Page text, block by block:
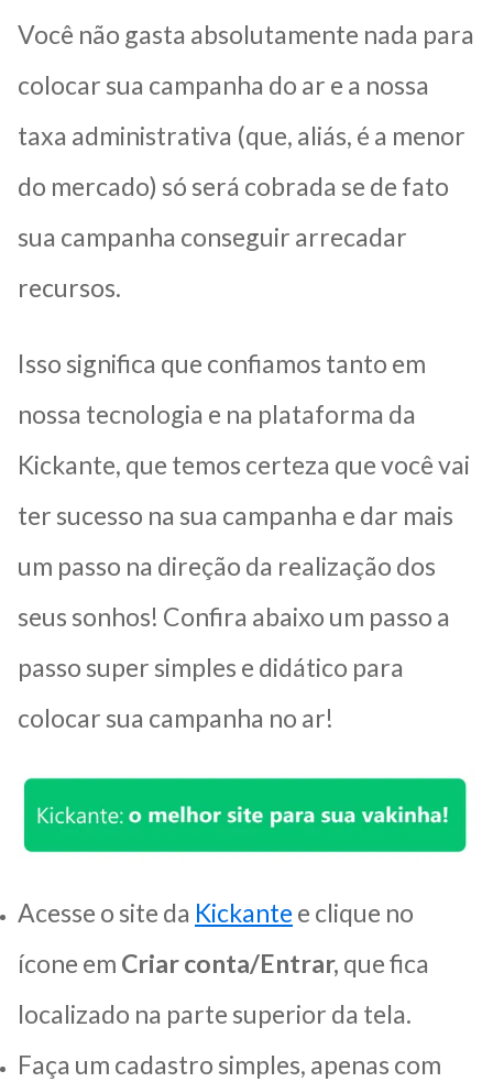
Você não gasta absolutamente nada para
colocar sua campanha do ar e a nossa
taxa administrativa (que, aliás, é a menor
do mercado) só será cobrada se de fato
sua campanha conseguir arrecadar
recursos.
Isso significa que confiamos tanto em
nossa tecnologia e na plataforma da
Kickante, que temos certeza que você vai
ter sucesso na sua campanha e dar mais
um passo na direção da realização dos
seus sonhos! Confira abaixo um passo a
passo super simples e didático para
colocar sua campanha no ar!
Acesse o site da Kickante e clique no
ícone em Criar conta/Entrar, que fica
localizado na parte superior da tela.
Faça um cadastro simples, apenas com